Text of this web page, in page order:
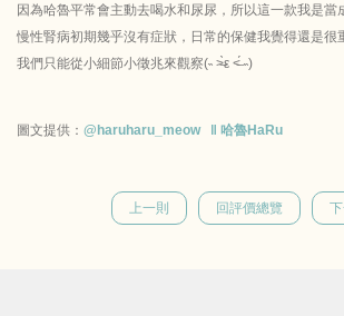
因為哈魯平常會主動去喝水和尿尿，所以這一款我是當
慢性腎病初期幾乎沒有症狀，日常的保健我覺得還是很
我們只能從小細節小徵兆來觀察(˵ ˃̶̀ε ˂̶́ ˵)
圖文提供： @haruharu_meow ‖ 哈魯HaRu
上一則 回評價總覽